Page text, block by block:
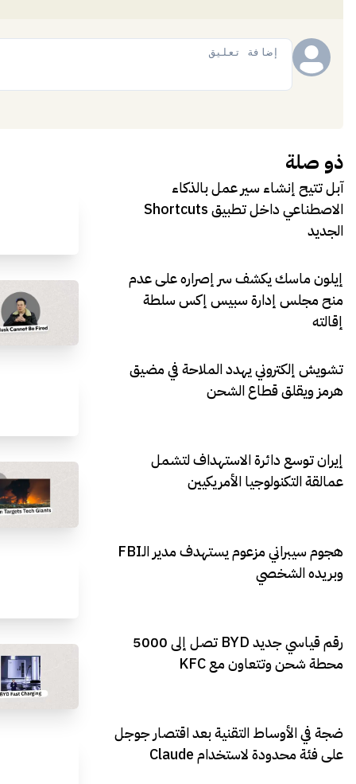
ذو صلة
آبل تتيح إنشاء سير عمل بالذكاء
الاصطناعي داخل تطبيق Shortcuts
الجديد
إيلون ماسك يكشف سر إصراره على عدم
منح مجلس إدارة سبيس إكس سلطة
إقالته
تشويش إلكتروني يهدد الملاحة في مضيق
هرمز ويقلق قطاع الشحن
إيران توسع دائرة الاستهداف لتشمل
عمالقة التكنولوجيا الأمريكيين
هجوم سيبراني مزعوم يستهدف مدير الـFBI
وبريده الشخصي
رقم قياسي جديد BYD تصل إلى 5000
محطة شحن وتتعاون مع KFC
ضجة في الأوساط التقنية بعد اقتصار جوجل
على فئة محدودة لاستخدام Claude